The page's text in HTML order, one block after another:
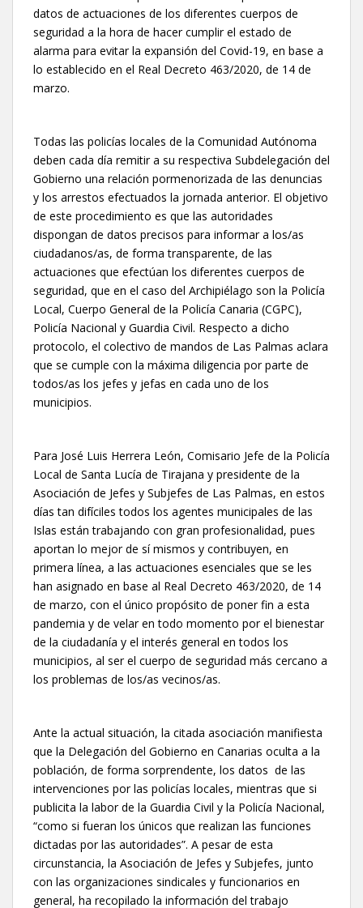
datos de actuaciones de los diferentes cuerpos de
seguridad a la hora de hacer cumplir el estado de
alarma para evitar la expansión del Covid-19, en base a
lo establecido en el Real Decreto 463/2020, de 14 de
marzo.
Todas las policías locales de la Comunidad Autónoma
deben cada día remitir a su respectiva Subdelegación del
Gobierno una relación pormenorizada de las denuncias
y los arrestos efectuados la jornada anterior. El objetivo
de este procedimiento es que las autoridades
dispongan de datos precisos para informar a los/as
ciudadanos/as, de forma transparente, de las
actuaciones que efectúan los diferentes cuerpos de
seguridad, que en el caso del Archipiélago son la Policía
Local, Cuerpo General de la Policía Canaria (CGPC),
Policía Nacional y Guardia Civil. Respecto a dicho
protocolo, el colectivo de mandos de Las Palmas aclara
que se cumple con la máxima diligencia por parte de
todos/as los jefes y jefas en cada uno de los
municipios.
Para José Luis Herrera León, Comisario Jefe de la Policía
Local de Santa Lucía de Tirajana y presidente de la
Asociación de Jefes y Subjefes de Las Palmas, en estos
días tan difíciles todos los agentes municipales de las
Islas están trabajando con gran profesionalidad, pues
aportan lo mejor de sí mismos y contribuyen, en
primera línea, a las actuaciones esenciales que se les
han asignado en base al Real Decreto 463/2020, de 14
de marzo, con el único propósito de poner fin a esta
pandemia y de velar en todo momento por el bienestar
de la ciudadanía y el interés general en todos los
municipios, al ser el cuerpo de seguridad más cercano a
los problemas de los/as vecinos/as.
Ante la actual situación, la citada asociación manifiesta
que la Delegación del Gobierno en Canarias oculta a la
población, de forma sorprendente, los datos de las
intervenciones por las policías locales, mientras que si
publicita la labor de la Guardia Civil y la Policía Nacional,
“como si fueran los únicos que realizan las funciones
dictadas por las autoridades”. A pesar de esta
circunstancia, la Asociación de Jefes y Subjefes, junto
con las organizaciones sindicales y funcionarios en
general, ha recopilado la información del trabajo